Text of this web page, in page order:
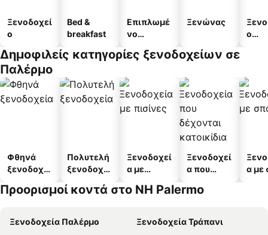
Ξενοδοχεί
ο
Bed &
breakfast
Επιπλωμέ
νο
α
Ξενώνας
ο
Δημοφιλείς κατηγορίες ξενοδοχείων σε
Παλέρμο
Φθηνά
ξενοδοχεί
Πολυτελή
ξενοδοχεί
Ξενοδοχεί
α με
Ξενοδοχεί
α που
κατοικίδι
α με
Προορισμοί κοντά στο NH Palermo
Ξενοδοχεία Παλέρμο
Ξενοδοχεία Τράπανι